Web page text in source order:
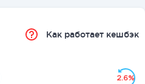
Как работает кешбэк
2.6%